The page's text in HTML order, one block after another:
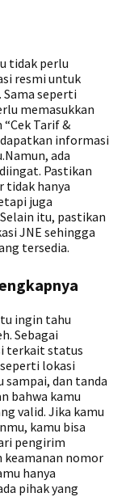
tidak perlu
resmi untuk
seperti
memasukkan
Tarif &
informasi
ada
Pastikan
tidak hanya
juga
itu, pastikan
JNE sehingga
tersedia.
ingin tahu
Sebagai
terkait status
lokasi
dan tanda
bahwa kamu
valid. Jika kamu
kamu bisa
pengirim
keamanan nomor
hanya
pihak yang